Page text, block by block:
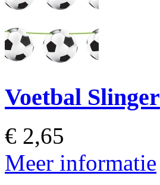
Voetbal Slinger
€ 2,65
Meer informatie